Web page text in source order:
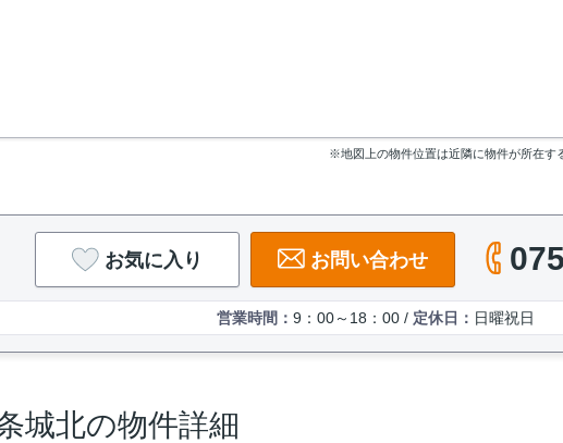
※地図上の物件位置は近隣に物件が所在す
お気に入り お問い合わせ
営業時間： 9：00～18：00 / 定休日： 日曜祝日
城北の物件詳細